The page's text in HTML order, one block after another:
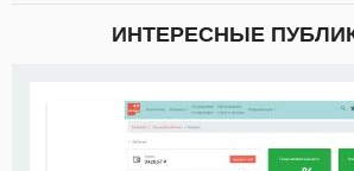
ИНТЕРЕСНЫЕ